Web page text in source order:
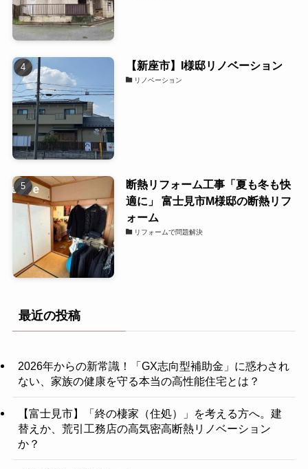
【新座市】I様邸リノベーション
リノベーション
断熱リフォーム工事「夏も冬も快
適に」 富士見市M様邸の断熱リフ
ォーム
リフォームで問題解決
最近の投稿
2026年からの新常識！「GX志向型補助金」に惑わされ
ない、家族の健康を守る本当の高性能住宅とは？
【富士見市】「終の棲家（住処）」を考える方へ。建
替えか、荒引工務店の高気密高断熱リノベーション
か？